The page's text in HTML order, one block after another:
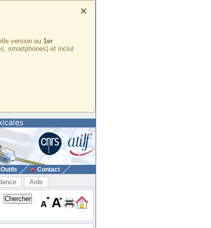
×
version au 1er
smartphones) et inclut
Outils Contact
Aide